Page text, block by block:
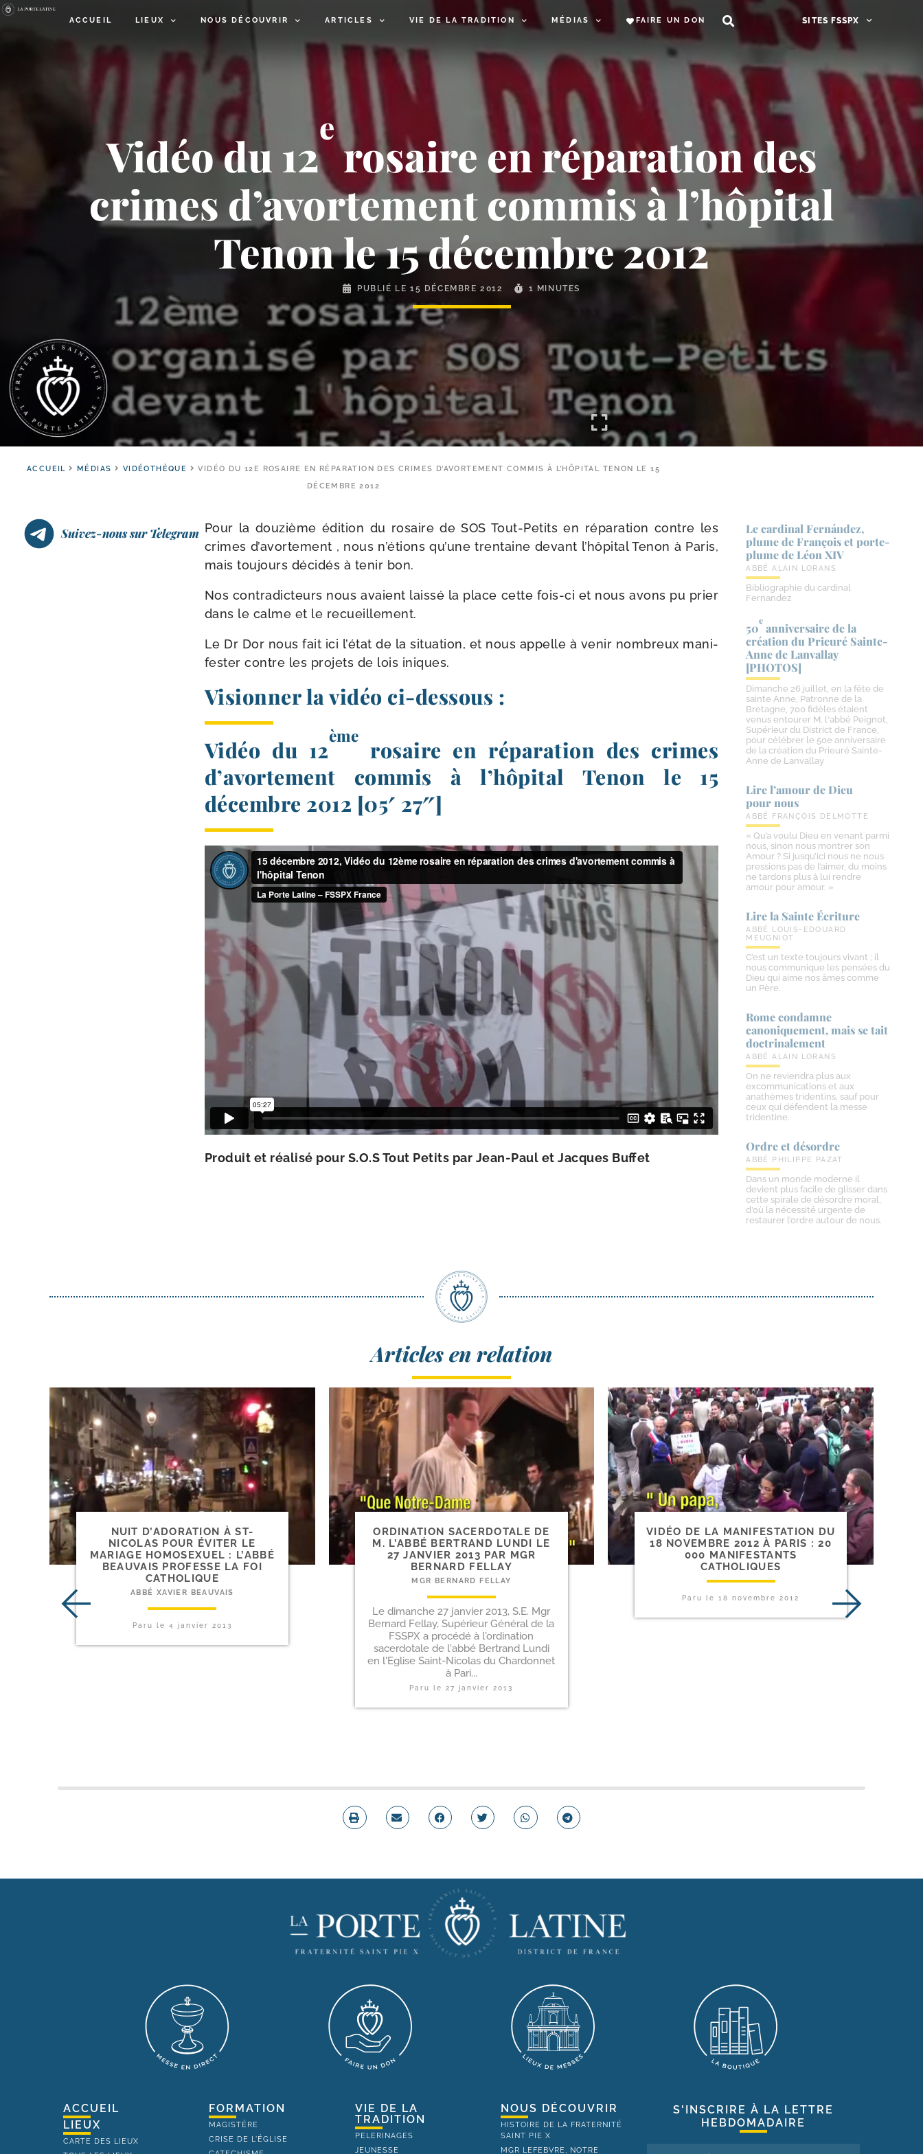
ACCUEIL LIEUX NOUS DÉCOUVRIR ARTICLES VIE DE LA TRADITION MÉDIAS FAIRE UN DON SITES FSSPX
Vidéo du 12
e
rosaire en réparation des
crimes d’avortement commis à l’hôpital
Tenon le 15 décembre 2012
PUBLIÉ LE 15 DÉCEMBRE 2012 1 MINUTES
ACCUEIL MÉDIAS VIDÉOTHÈQUE
VIDÉO DU 12E ROSAIRE EN RÉPARATION DES CRIMES D’AVORTEMENT COMMIS À L’HÔPITAL TENON LE 15
DÉCEMBRE 2012
Suivez-nous sur Telegram Pour la dou­zième édi­tion du rosaire de SOS Tout-​Petits en répa­ra­tion contre les
crimes d’a­vor­te­ment , nous n’é­tions qu’une tren­taine devant l’hô­pi­tal Tenon à Paris,
mais tou­jours déci­dés à tenir bon.
Nos contra­dic­teurs nous avaient lais­sé la place cette fois-​ci et nous avons pu prier
dans le calme et le recueillement.
Le Dr Dor nous fait ici l’é­tat de la situa­tion, et nous appelle à venir nom­breux mani­
fes­ter contre les pro­jets de lois iniques.
Visionner la vidéo ci-dessous :
Vidéo du 12
ème
rosaire en réparation des crimes
d’avortement commis à l’hôpital Tenon le 15
décembre 2012 [05′ 27″]
Produit et réa­li­sé pour S.O.S Tout Petits par Jean-​Paul et Jacques Buffet
Le cardinal Fernández,
plume de François et porte-​
plume de Léon XIV
ABBÉ ALAIN LORANS
Bibliographie du cardinal
Fernandez
50
e
anniversaire de la
création du Prieuré Sainte-​
Anne de Lanvallay
[PHOTOS]
Dimanche 26 juillet, en la fête de
sainte Anne, Patronne de la
Bretagne, 700 fidèles étaient
venus entourer M. l'abbé Peignot,
Supérieur du District de France,
pour célébrer le 50e anniversaire
de la création du Prieuré Sainte-
Anne de Lanvallay
Lire l’amour de Dieu
pour nous
ABBÉ FRANÇOIS DELMOTTE
« Qu’a voulu Dieu en venant parmi
nous, sinon nous montrer son
Amour ? Si jusqu’ici nous ne nous
pressions pas de l’aimer, du moins
ne tardons plus à lui rendre
amour pour amour. »
Lire la Sainte Écriture
ABBÉ LOUIS-EDOUARD
MEUGNIOT
C’est un texte toujours vivant ; il
nous communique les pensées du
Dieu qui aime nos âmes comme
un Père.
Rome condamne
canoniquement, mais se tait
doctrinalement
ABBÉ ALAIN LORANS
On ne reviendra plus aux
excommunications et aux
anathèmes tridentins, sauf pour
ceux qui défendent la messe
tridentine.
Ordre et désordre
ABBÉ PHILIPPE PAZAT
Dans un monde moderne il
devient plus facile de glisser dans
cette spirale de désordre moral,
d’où la nécessité urgente de
restaurer l’ordre autour de nous.
Articles en relation
NUIT D’ADORATION À ST-​
NICOLAS POUR ÉVITER LE
MARIAGE HOMOSEXUEL : L’ABBÉ
BEAUVAIS PROFESSE LA FOI
CATHOLIQUE
ABBÉ XAVIER BEAUVAIS
Paru le 4 janvier 2013
ORDINATION SACERDOTALE DE
M. L’ABBÉ BERTRAND LUNDI LE
27 JANVIER 2013 PAR MGR
BERNARD FELLAY
MGR BERNARD FELLAY
Le dimanche 27 janvier 2013, S.E. Mgr
Bernard Fellay, Supérieur Général de la
FSSPX a procédé à l'ordination
sacerdotale de l'abbé Bertrand Lundi
en l'Eglise Saint-Nicolas du Chardonnet
à Pari...
Paru le27 janvier 2013
VIDÉO DE LA MANIFESTATION DU
18 NOVEMBRE 2012 À PARIS : 20
000 MANIFESTANTS
CATHOLIQUES
Paru le18 novembre 2012
ACCUEIL
LIEUX
CARTE DES LIEUX
FORMATION
MAGISTÈRE
CRISE DE L'ÉGLISE
VIE DE LA
TRADITION
PELERINAGES
JEUNESSE
NOUS DÉCOUVRIR
HISTOIRE DE LA FRATERNITÉ
SAINT PIE X
MGR LEFEBVRE, NOTRE
S'INSCRIRE À LA LETTRE
HEBDOMADAIRE